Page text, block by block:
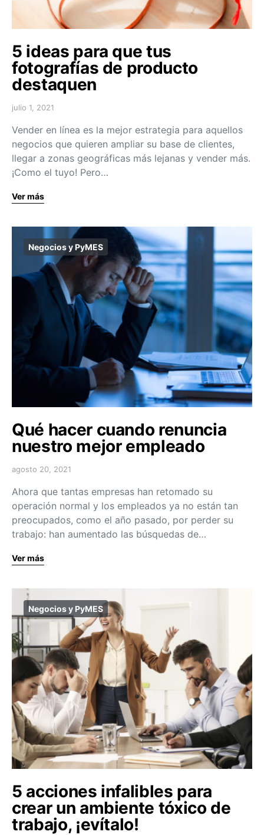
5 ideas para que tus
fotografías de producto
destaquen
julio 1, 2021
Vender en línea es la mejor estrategia para aquellos
negocios que quieren ampliar su base de clientes,
llegar a zonas geográficas más lejanas y vender más.
¡Como el tuyo! Pero…
Ver más
Negocios y PyMES
Qué hacer cuando renuncia
nuestro mejor empleado
agosto 20, 2021
Ahora que tantas empresas han retomado su
operación normal y los empleados ya no están tan
preocupados, como el año pasado, por perder su
trabajo: han aumentado las búsquedas de…
Ver más
Negocios y PyMES
5 acciones infalibles para
crear un ambiente tóxico de
trabajo, ¡evítalo!